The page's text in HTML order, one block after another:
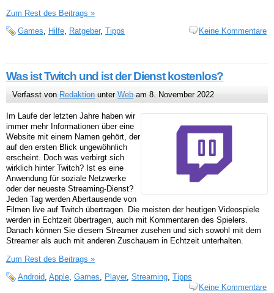
Zum Rest des Beitrags »
Games, Hilfe, Ratgeber, Tipps Keine Kommentare
Was ist Twitch und ist der Dienst kostenlos?
Verfasst von Redaktion unterWeb am 8. November 2022
Im Laufe der letzten Jahre haben wir
immer mehr Informationen über eine
Website mit einem Namen gehört, der
auf den ersten Blick ungewöhnlich
erscheint. Doch was verbirgt sich
wirklich hinter Twitch? Ist es eine
Anwendung für soziale Netzwerke
oder der neueste Streaming-Dienst?
Jeden Tag werden Abertausende von
Filmen live auf Twitch übertragen. Die meisten der heutigen Videospiele
werden in Echtzeit übertragen, auch mit Kommentaren des Spielers.
Danach können Sie diesem Streamer zusehen und sich sowohl mit dem
Streamer als auch mit anderen Zuschauern in Echtzeit unterhalten.
Zum Rest des Beitrags »
Android, Apple, Games, Player, Streaming, Tipps
Keine Kommentare